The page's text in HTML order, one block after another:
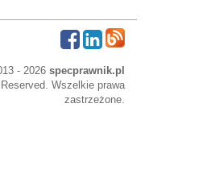
- 2026 specprawnik.pl
Wszelkie prawa
zastrzeżone.